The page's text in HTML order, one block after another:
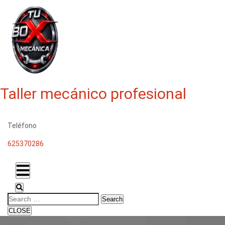
Taller mecánico profesional
Teléfono
625370286
Search
CLOSE